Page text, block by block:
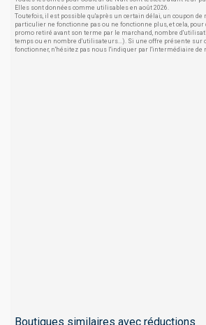
Elles sont données comme utilisables en août 2026.
Toutefois, il est possible qu'après un certain délai, un coupon de
particulier ne fonctionne pas ou ne fonctionne plus, et cela,
promo retiré avant son terme par le marchand, nombre
temps ou en nombre d'utilisateurs...). Si une offre présente sur
fonctionner, n'hésitez pas nous l'indiquer par l'intermédiaire de
Boutiques similaires avec réductions